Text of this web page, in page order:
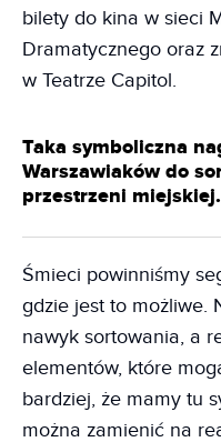
bilety do kina w sieci
Dramatycznego oraz
w Teatrze Capitol.
Taka symboliczna
Warszawiaków do
przestrzeni miejskiej.
Śmieci powinniśmy
gdzie jest to możliwe.
nawyk sortowania, a
elementów, które
bardziej, że mamy tu
można zamienić na